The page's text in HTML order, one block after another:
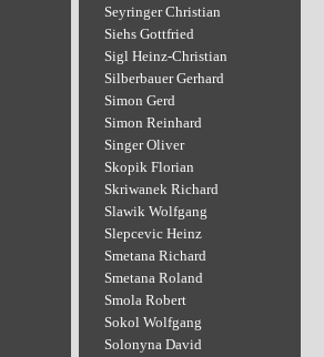
Seyringer Christian
Siehs Gottfried
Sigl Heinz-Christian
Silberbauer Gerhard
Simon Gerd
Simon Reinhard
Singer Oliver
Skopik Florian
Skriwanek Richard
Slawik Wolfgang
Slepcevic Heinz
Smetana Richard
Smetana Roland
Smola Robert
Sokol Wolfgang
Solonyna David